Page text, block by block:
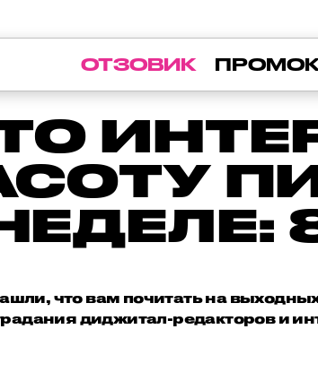
ОТЗОВИК
что вам почитать на
диджитал-редакторов и